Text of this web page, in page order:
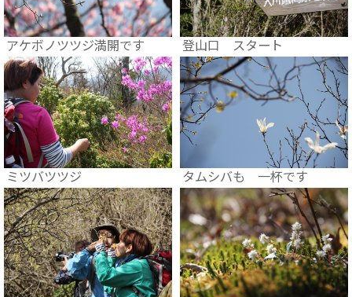
アケボノツツジ満開です 登山口 スタート
ミツバツツジ タムシバも 一杯です